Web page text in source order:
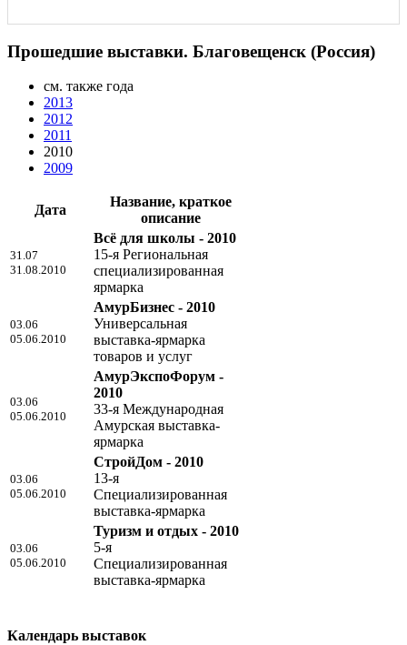
Прошедшие выставки. Благовещенск (Россия)
см. также года
2013
2012
2011
2010
2009
Дата
Название, краткое
описание
31.07
31.08.2010
Всё для школы - 2010
15-я Региональная
специализированная
ярмарка
03.06
05.06.2010
АмурБизнес - 2010
Универсальная
выставка-ярмарка
товаров и услуг
03.06
05.06.2010
АмурЭкспоФорум -
2010
33-я Международная
Амурская выставка-
ярмарка
03.06
05.06.2010
СтройДом - 2010
13-я
Специализированная
выставка-ярмарка
03.06
05.06.2010
Туризм и отдых - 2010
5-я
Специализированная
выставка-ярмарка
Календарь выставок